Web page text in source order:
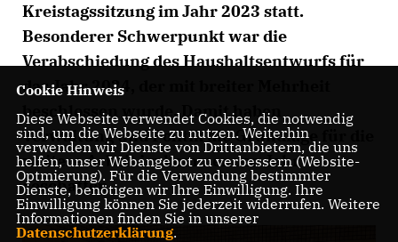
Kreistagssitzung im Jahr 2023 statt.
Besonderer Schwerpunkt war die
Verabschiedung des Haushaltsentwurfs für
das Jahr 2024, der mit breiter Mehrheit
beschlossen wurde. Damit haben
Verwaltung und Politik die Grundlage für die
weitere Arbeit im kommenden Jahr
geschaffen.
Cookie Hinweis
Diese Webseite verwendet Cookies, die notwendig
sind, um die Webseite zu nutzen. Weiterhin
verwenden wir Dienste von Drittanbietern, die uns
helfen, unser Webangebot zu verbessern (Website-
Optmierung). Für die Verwendung bestimmter
Dienste, benötigen wir Ihre Einwilligung. Ihre
Einwilligung können Sie jederzeit widerrufen. Weitere
Informationen finden Sie in unserer
Datenschutzerklärung.